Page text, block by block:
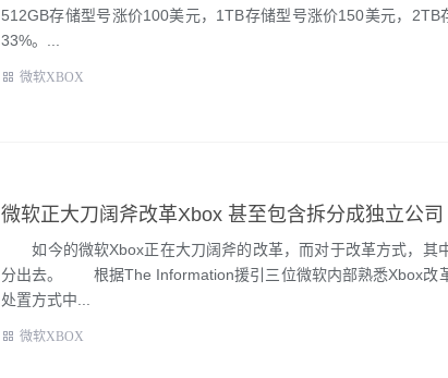
512GB存储型号涨价100美元，1TB存储型号涨价150美元，2TB
33%。...
微软XBOX
微软正大刀阔斧改革Xbox 甚至包含拆分成独立公司
如今的微软Xbox正在大刀阔斧的改革，而对于改革方式，其
分出去。 根据The Information援引三位微软内部熟悉Xbox改
处置方式中...
微软XBOX